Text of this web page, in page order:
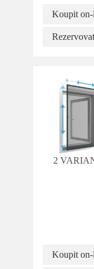
Koupit
2
Koupit